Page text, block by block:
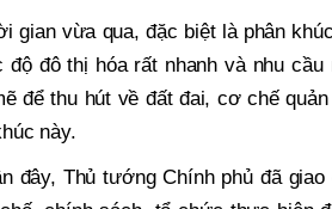
gian vừa qua, đặc biệt là phân
đô thị hóa rất nhanh và nhu
để thu hút về đất đai, cơ chế
này.
đây, Thủ tướng Chính phủ đã giao